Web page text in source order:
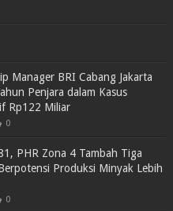
Manager BRI Cabang Jakarta
Penjara dalam Kasus
Rp122 Miliar
0
PHR Zona 4 Tambah Tiga
Produksi Minyak Lebih
0